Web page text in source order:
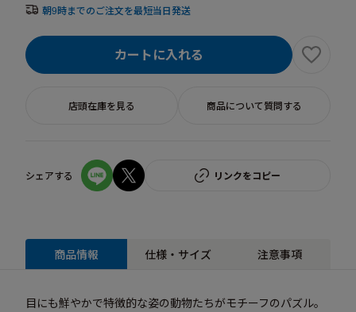
朝9時までのご注文を最短当日発送
カートに入れる
店頭在庫を見る 商品について質問する
シェアする リンクをコピー
商品情報 仕様・サイズ 注意事項
目にも鮮やかで特徴的な姿の動物たちがモチーフのパズル。